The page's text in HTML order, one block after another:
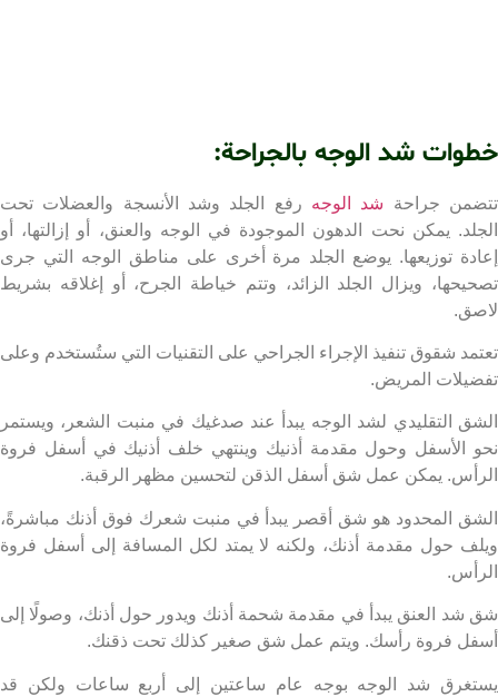
شد الوجه بالجراحة:
جراحةشد الوجهرفع الجلد وشد الأنسجة والعضلات تحت
يمكن نحت الدهون الموجودة في الوجه والعنق، أو إزالتها، أو
توزيعها. يوضع الجلد مرة أخرى على مناطق الوجه التي جرى
ويزال الجلد الزائد، وتتم خياطة الجرح، أو إغلاقه بشريط
شقوق تنفيذ الإجراء الجراحي على التقنيات التي ستُستخدم وعلى
المريض.
التقليدي لشد الوجه يبدأ عند صدغيك في منبت الشعر، ويستمر
الأسفل وحول مقدمة أذنيك وينتهي خلف أذنيك في أسفل فروة
يمكن عمل شق أسفل الذقن لتحسين مظهر الرقبة.
المحدود هو شق أقصر يبدأ في منبت شعرك فوق أذنك مباشرةً،
حول مقدمة أذنك، ولكنه لا يمتد لكل المسافة إلى أسفل فروة
العنق يبدأ في مقدمة شحمة أذنك ويدور حول أذنك، وصولًا إلى
فروة رأسك. ويتم عمل شق صغير كذلك تحت ذقنك.
شد الوجه بوجه عام ساعتين إلى أربع ساعات ولكن قد